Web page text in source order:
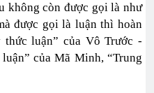
không còn được gọi là như
được gọi là luận thì hoàn
luận” của Vô Trước -
của Mã Minh, “Trung